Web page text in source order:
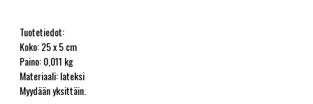
Tuotetiedot:
Koko: 25 x 5 cm
Paino: 0,011 kg
Materiaali: lateksi
Myydään yksittäin.